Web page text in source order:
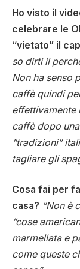
Ho visto il
celebrare le
“vietato” il
so dirti il
Non ha senso
caffè quindi
effettivamente
caffè dopo
“tradizioni”
tagliare gli
Cosa fai per
casa? “Non è
“cose
marmellata e
come queste